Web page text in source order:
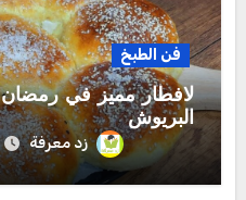
فن الطبخ
لافطار مميز في
البريوش
زد معرفة